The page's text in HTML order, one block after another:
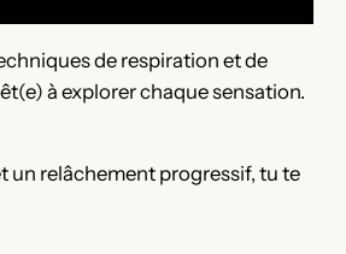
de respiration et de
à explorer chaque sensation.
un relâchement progressif, tu te